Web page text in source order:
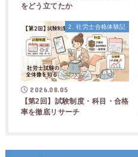
をどう立てたか
2. 社労士合格体験記
2026.08.05
【第2回】試験制度・科目・合格
率を徹底リサーチ